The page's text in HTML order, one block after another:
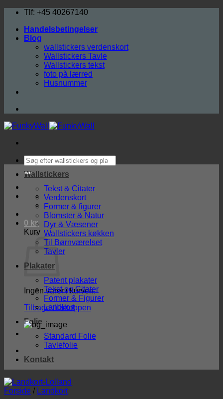
Fortsæt
indhold
Tlf: +45 40267140
Handelsbetingelser
Blog
wallstickers verdenskort
Wallstickers Tavle
Wallstickers tekst
foto på lærred
Husnummer
Søg
efter:
0 kr.
Kurv
Ingen varer i kurven.
Tilbage til shoppen
Wallstickers
Tekst & Citater
Verdenskort
Former & figurer
Blomster & Natur
Dyr & Væsener
Wallstickers køkken
Til Børnværelset
Tavler
Plakater
Patent plakater
Tekst og Citater
Former & Figurer
Landkort
Folie
Standard Folie
Tavlefolie
Kontakt
Forside / Landkort